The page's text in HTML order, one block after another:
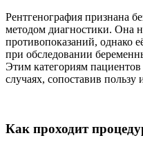
Рентгенография признана
методом диагностики. Она
противопоказаний, однако
при обследовании
Этим категориям
случаях, сопоставив
Как проходит